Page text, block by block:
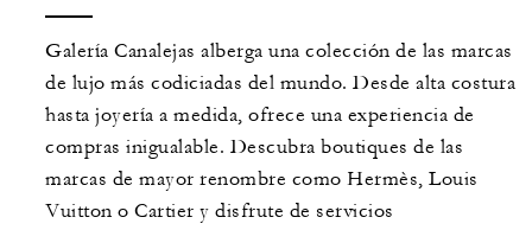
Galería Canalejas alberga una colección de las marcas
de lujo más codiciadas del mundo. Desde alta costura
hasta joyería a medida, ofrece una experiencia de
compras inigualable. Descubra boutiques de las
marcas de mayor renombre como Hermès, Louis
Vuitton o Cartier y disfrute de servicios